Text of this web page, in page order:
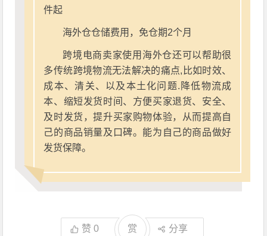
件起
海外仓仓储费用，免仓期2个月
跨境电商卖家使用海外仓还可以帮助很
多传统跨境物流无法解决的痛点,比如时效、
成本、清关、以及本土化问题.降低物流成
本、缩短发货时间、方便买家退货、安全、
及时发货，提升买家购物体验，从而提高自
己的商品销量及口碑。能为自己的商品做好
发货保障。
赞0 赏 分享